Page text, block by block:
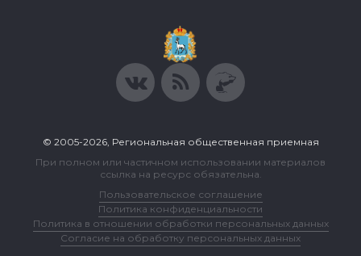
© 2005-2026, Региональная общественная приемная
При полном или частичном использовании материалов
ссылка на ресурс обязательна.
Пользовательское соглашение
Политика конфиденциальности
Политика в отношении обработки персональных данных
Согласие на обработку персональных данных